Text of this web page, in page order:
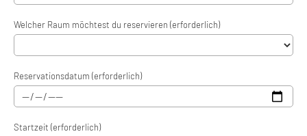
Welcher Raum möchtest du reservieren (erforderlich)
Reservationsdatum (erforderlich)
Startzeit (erforderlich)